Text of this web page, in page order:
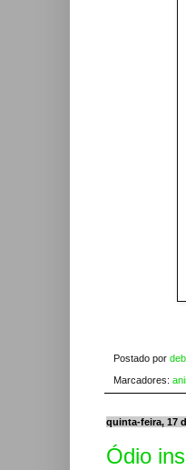
Postado por
Marcadores:
quinta-feira, 17
Ódio